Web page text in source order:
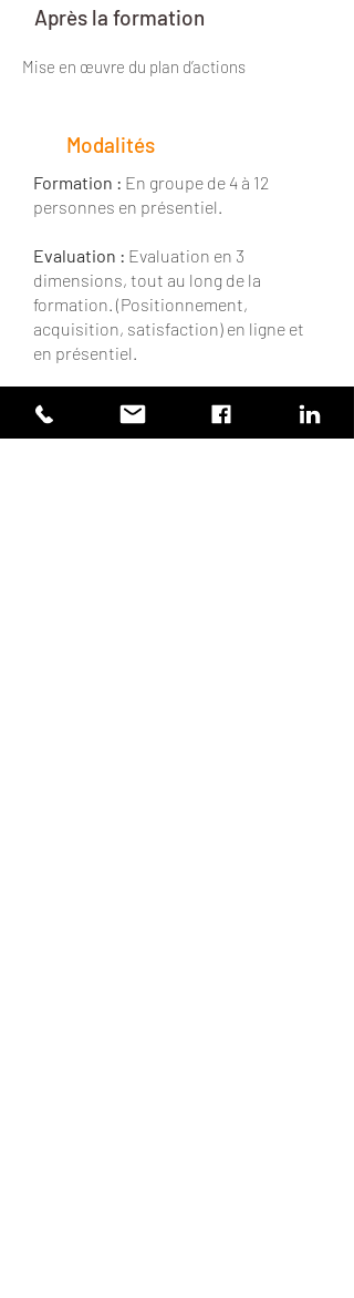
Après la formation
Mise en œuvre du plan d’actions
Modalités
Formation : En groupe de 4 à 12
personnes en présentiel.
Evaluation : Evaluation en 3
dimensions, tout au long de la
formation. (Positionnement,
acquisition, satisfaction) en ligne et
en présentiel.
Public
Managers